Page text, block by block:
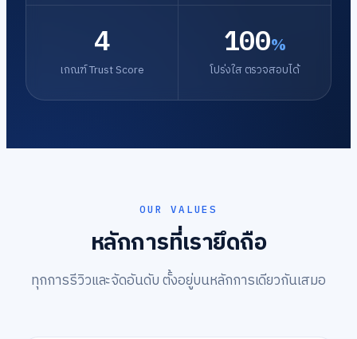
4
เกณฑ์ Trust Score
100%
โปร่งใส ตรวจสอบได้
OUR VALUES
หลักการที่เรายึดถือ
ทุกการรีวิวและจัดอันดับ ตั้งอยู่บนหลักการเดียวกันเสมอ